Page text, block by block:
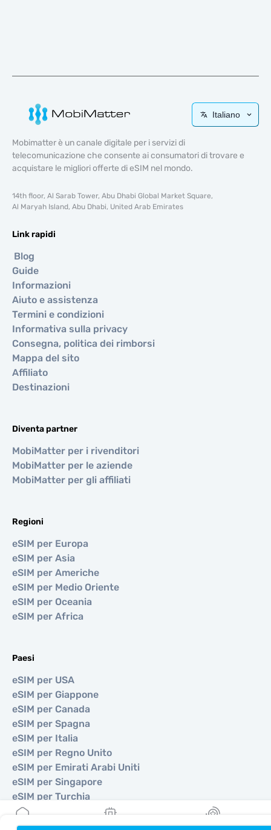
Italiano
Mobimatter è un canale digitale per i servizi di
telecomunicazione che consente ai consumatori di trovare e
acquistare le migliori offerte di eSIM nel mondo.
14th floor, Al Sarab Tower, Abu Dhabi Global Market Square,
Al Maryah Island, Abu Dhabi, United Arab Emirates
Link rapidi
Blog
Guide
Informazioni
Aiuto e assistenza
Termini e condizioni
Informativa sulla privacy
Consegna, politica dei rimborsi
Mappa del sito
Affiliato
Destinazioni
Diventa partner
MobiMatter per i rivenditori
MobiMatter per le aziende
MobiMatter per gli affiliati
Regioni
eSIM per Europa
eSIM per Asia
eSIM per Americhe
eSIM per Medio Oriente
eSIM per Oceania
eSIM per Africa
Paesi
eSIM per USA
eSIM per Giappone
eSIM per Canada
eSIM per Spagna
eSIM per Italia
eSIM per Regno Unito
eSIM per Emirati Arabi Uniti
eSIM per Singapore
eSIM per Turchia